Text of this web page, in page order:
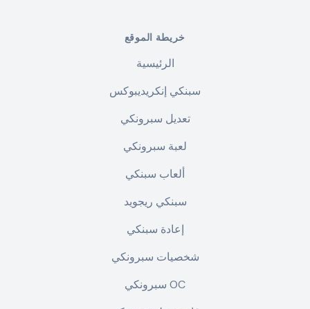
خريطة الموقع
الرئيسية
سبنكي إنكريديبوكس
تعديل سبرونكي
لعبة سبرونكي
ألعاب سبنكي
سبنكي ريجويد
إعادة سبنكي
شخصيات سبرونكي
سبرونكي OC